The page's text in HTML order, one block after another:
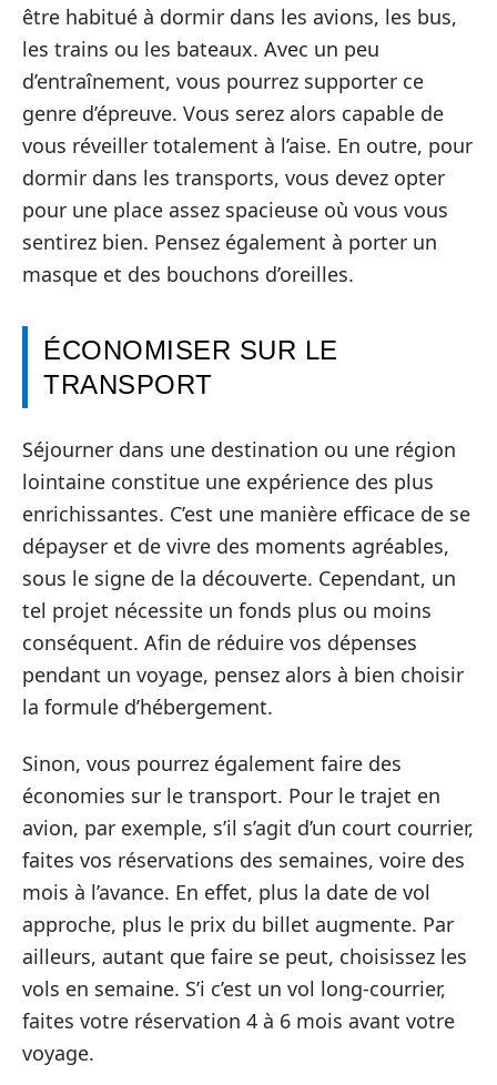
être habitué à dormir dans les avions, les bus,
les trains ou les bateaux. Avec un peu
d’entraînement, vous pourrez supporter ce
genre d’épreuve. Vous serez alors capable de
vous réveiller totalement à l’aise. En outre, pour
dormir dans les transports, vous devez opter
pour une place assez spacieuse où vous vous
sentirez bien. Pensez également à porter un
masque et des bouchons d’oreilles.
ÉCONOMISER SUR LE
TRANSPORT
Séjourner dans une destination ou une région
lointaine constitue une expérience des plus
enrichissantes. C’est une manière efficace de se
dépayser et de vivre des moments agréables,
sous le signe de la découverte. Cependant, un
tel projet nécessite un fonds plus ou moins
conséquent. Afin de réduire vos dépenses
pendant un voyage, pensez alors à bien choisir
la formule d’hébergement.
Sinon, vous pourrez également faire des
économies sur le transport. Pour le trajet en
avion, par exemple, s’il s’agit d’un court courrier,
faites vos réservations des semaines, voire des
mois à l’avance. En effet, plus la date de vol
approche, plus le prix du billet augmente. Par
ailleurs, autant que faire se peut, choisissez les
vols en semaine. S’i c’est un vol long-courrier,
faites votre réservation 4 à 6 mois avant votre
voyage.